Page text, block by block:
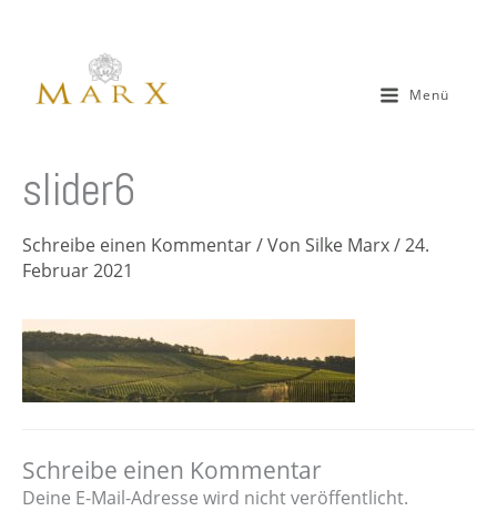
Menü
slider6
Schreibe einen Kommentar/ Von Silke Marx/24.
Februar 2021
Schreibe einen Kommentar
Deine E-Mail-Adresse wird nicht veröffentlicht.